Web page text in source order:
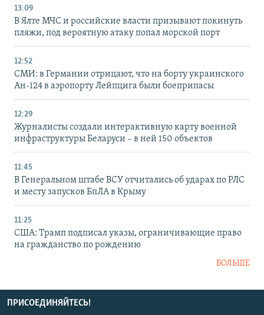
13:09
В Ялте МЧС и российские власти призывают покинуть
пляжи, под вероятную атаку попал морской порт
12:52
СМИ: в Германии отрицают, что на борту украинского
Ан-124 в аэропорту Лейпцига были боеприпасы
12:29
Журналисты создали интерактивную карту военной
инфраструктуры Беларуси – в ней 150 объектов
11:45
В Генеральном штабе ВСУ отчитались об ударах по РЛС
и месту запусков БпЛА в Крыму
11:25
США: Трамп подписал указы, ограничивающие право
на гражданство по рождению
БОЛЬШЕ
ПРИСОЕДИНЯЙТЕСЬ!